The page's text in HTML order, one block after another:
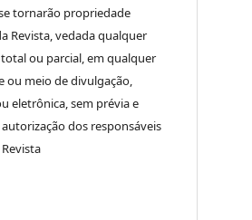
tornarão propriedade
Revista, vedada qualquer
ou parcial, em qualquer
ou meio de divulgação,
eletrônica, sem prévia e
autorização dos responsáveis